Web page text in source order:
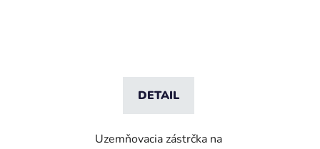
DETAIL
Uzemňovacia zástrčka na